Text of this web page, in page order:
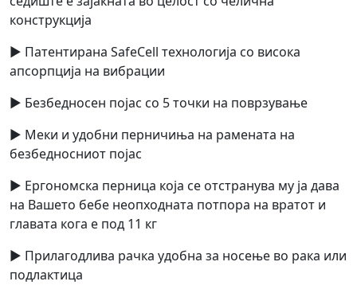
конструкција
► Патентирана SafeCell технологија со висока
апсорпција на вибрации
► Безбедносен појас со 5 точки на поврзување
► Меки и удобни перничиња на рамената на
безбедносниот појас
► Ергономска перница која се отстранува му ја дава
на Вашето бебе неопходната потпора на вратот и
главата кога е под 11 кг
► Прилагодлива рачка удобна за носење во рака или
подлактица